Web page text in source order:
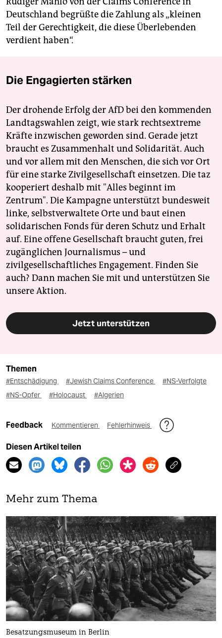
Deutschland begrüßte die Zahlung als „kleinen
Teil der Gerechtigkeit, die diese Überlebenden
verdient haben“.
Die Engagierten stärken
Der drohende Erfolg der AfD bei den kommenden
Landtagswahlen zeigt, wie stark rechtsextreme
Kräfte inzwischen geworden sind. Gerade jetzt
braucht es Zusammenhalt und Solidarität. Auch
und vor allem mit den Menschen, die sich vor Ort
für eine starke Zivilgesellschaft einsetzen. Die taz
kooperiert deshalb mit "Alles beginnt im
Zentrum". Die Kampagne unterstützt bundesweit
linke, selbstverwaltete Orte und baut einen
solidarischen Fonds für deren Schutz und Erhalt
auf. Eine offene Gesellschaft braucht guten, frei
zugänglichen Journalismus – und
zivilgesellschaftliches Engagement. Finden Sie
auch? Dann machen Sie mit und unterstützen Sie
unsere Aktion.
Jetzt unterstützen
Themen
#Entschädigung #Jewish Claims Conference
#NS-Verfolgte
#NS-Opfer
#Holocaust #Algerien
Feedback Kommentieren Fehlerhinweis
Diesen Artikel teilen
Mehr zum Thema
Besatzungsmuseum in Berlin